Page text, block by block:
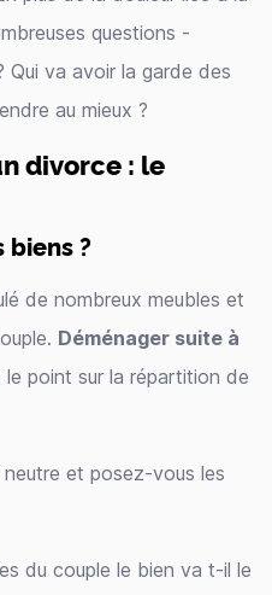
questions -
Qui va avoir la garde des
au mieux ?
divorce : le
?
de nombreux meubles et
Déménager suite à
le point sur la répartition de
et posez-vous les
du couple le bien va t-il le